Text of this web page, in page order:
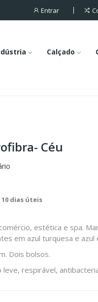
Entrar
Calçado
Céu
10 dias úteis
estética e spa.
em azul turquesa e azul
Dois bolsos.
leve, respirável,